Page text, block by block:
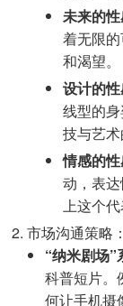
未来的性
着无限
和渴望。
设计的性
线型的
技与艺术
情感的性
动，表
上这个
市场沟通策略：
“纳米剧场”
科普短片。
何让手机摄